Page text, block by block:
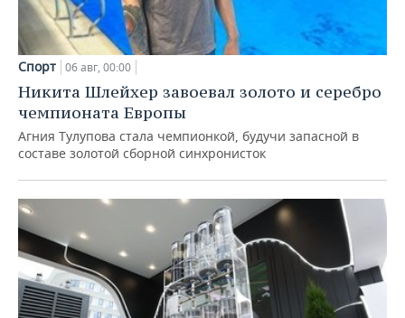
Спорт 06 авг, 00:00
Никита Шлейхер завоевал золото и серебро
чемпионата Европы
Агния Тулупова стала чемпионкой, будучи запасной в
составе золотой сборной синхронисток